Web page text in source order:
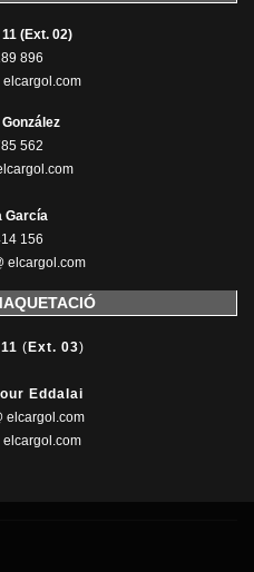
(Ext. 02)
896
562
García
156
elcargol.com
( Ext. 03)
Eddalai
elcargol.com
elcargol.com